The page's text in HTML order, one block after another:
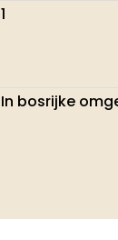
1
In bosrijke